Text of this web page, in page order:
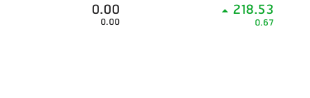
0.00
0.00
218.53
0.67